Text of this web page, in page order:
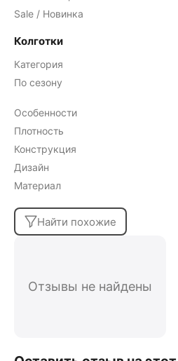
Sale / Новинка
Колготки
Категория
По сезону
Особенности
Плотность
Конструкция
Дизайн
Материал
Найти похожие
Отзывы не найдены